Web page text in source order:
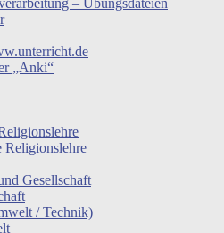
– Übungsdateien
„Anki“
Religionslehre
Gesellschaft
/ Technik)